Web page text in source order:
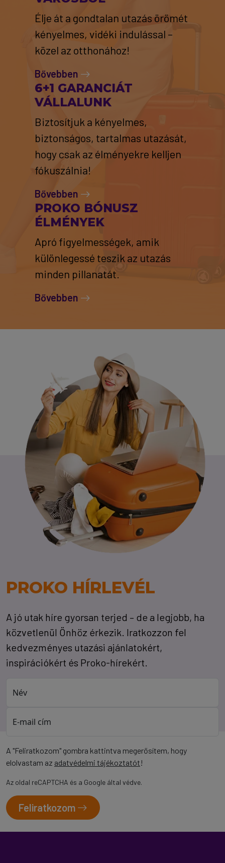
Élje át a gondtalan utazás örömét
kényelmes, vidéki indulással –
közel az otthonához!
Bővebben
6+1 GARANCIÁT
VÁLLALUNK
Biztosítjuk a kényelmes,
biztonságos, tartalmas utazását,
hogy csak az élményekre kelljen
fókuszálnia!
Bővebben
PROKO BÓNUSZ
ÉLMÉNYEK
Apró figyelmességek, amik
különlegessé teszik az utazás
minden pillanatát.
Bővebben
PROKO HÍRLEVÉL
A jó utak híre gyorsan terjed – de a legjobb, ha
közvetlenül Önhöz érkezik. Iratkozzon fel
kedvezményes utazási ajánlatokért,
inspirációkért és Proko-hírekért.
Név
E-mail cím
A "Feliratkozom" gombra kattintva megerősítem, hogy
elolvastam az adatvédelmi tájékoztatót !
Az oldal reCAPTCHA és a Google által védve.
Feliratkozom